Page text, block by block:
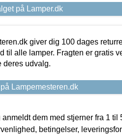
på Lamper.dk
giver dig 100 dages
til alle lamper. Fragten er gratis
deres udvalg.
Lampemesteren.dk
dem med stjerner fra 1 til
betingelser,